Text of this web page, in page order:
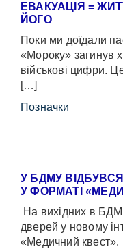
ЕВАКУАЦІЯ =
ЙОГО
Поки ми доїдали
«Мороку» загинув
військові цифри.
[…]
Позначки
У БДМУ
У ФОРМАТІ
На вихідних в
дверей у новому
«Медичний